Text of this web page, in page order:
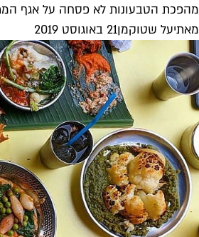
מהפכת הטבעונות לא פסחה על אגף
מאתיעל שטוקמן21 באוגוסט 2019